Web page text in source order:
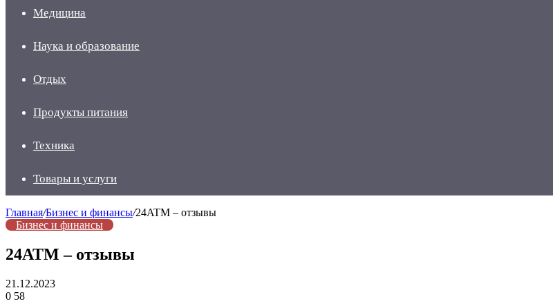
Медицина
Наука и образование
Отдых
Продукты питания
Техника
Товары и услуги
Главная/Бизнес и финансы/24ATM – отзывы
Бизнес и финансы
24ATM – отзывы
21.12.2023
0 58